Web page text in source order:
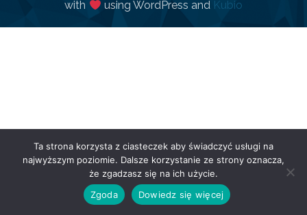
with
using WordPress and Kubio
Ta strona korzysta z ciasteczek aby świadczyć usługi na
najwyższym poziomie. Dalsze korzystanie ze strony oznacza,
że zgadzasz się na ich użycie.
Zgoda
Dowiedz się więcej